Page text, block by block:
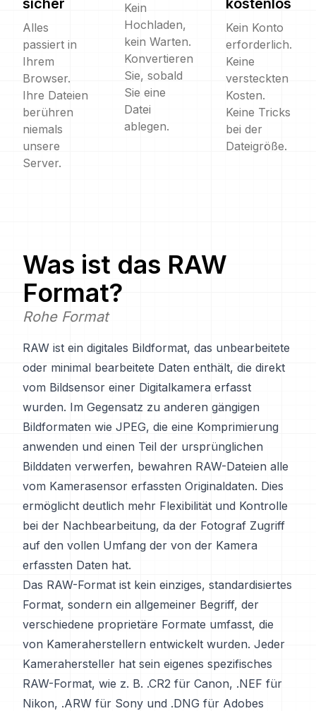
sicher
Alles
passiert in
Ihrem
Browser.
Ihre Dateien
berühren
niemals
unsere
Server.
Kein
Hochladen,
kein Warten.
Konvertieren
Sie, sobald
Sie eine
Datei
ablegen.
kostenlos
Kein Konto
erforderlich.
Keine
versteckten
Kosten.
Keine Tricks
bei der
Dateigröße.
Was ist das RAW
Format?
Rohe Format
RAW ist ein digitales Bildformat, das unbearbeitete
oder minimal bearbeitete Daten enthält, die direkt
vom Bildsensor einer Digitalkamera erfasst
wurden. Im Gegensatz zu anderen gängigen
Bildformaten wie JPEG, die eine Komprimierung
anwenden und einen Teil der ursprünglichen
Bilddaten verwerfen, bewahren RAW-Dateien alle
vom Kamerasensor erfassten Originaldaten. Dies
ermöglicht deutlich mehr Flexibilität und Kontrolle
bei der Nachbearbeitung, da der Fotograf Zugriff
auf den vollen Umfang der von der Kamera
erfassten Daten hat.
Das RAW-Format ist kein einziges, standardisiertes
Format, sondern ein allgemeiner Begriff, der
verschiedene proprietäre Formate umfasst, die
von Kameraherstellern entwickelt wurden. Jeder
Kamerahersteller hat sein eigenes spezifisches
RAW-Format, wie z. B. .CR2 für Canon, .NEF für
Nikon, .ARW für Sony und .DNG für Adobes